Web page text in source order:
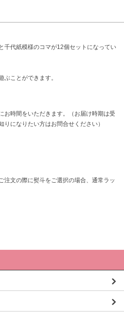
千代紙模様のコマが12個セットになってい
ぶことができます。
時間をいただきます。（お届け時期は受
になりたい方はお問合せください）
文の際に熨斗をご選択の場合、通常ラッ